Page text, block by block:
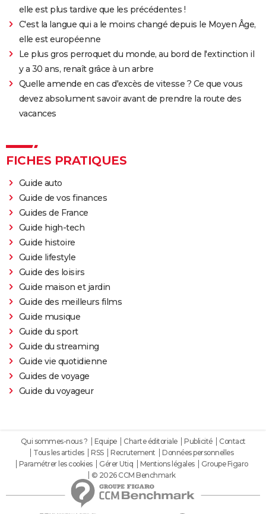
elle est plus tardive que les précédentes !
C'est la langue qui a le moins changé depuis le Moyen Âge,
elle est européenne
Le plus gros perroquet du monde, au bord de l'extinction il
y a 30 ans, renaît grâce à un arbre
Quelle amende en cas d'excès de vitesse ? Ce que vous
devez absolument savoir avant de prendre la route des
vacances
FICHES PRATIQUES
Guide auto
Guide de vos finances
Guides de France
Guide high-tech
Guide histoire
Guide lifestyle
Guide des loisirs
Guide maison et jardin
Guide des meilleurs films
Guide musique
Guide du sport
Guide du streaming
Guide vie quotidienne
Guides de voyage
Guide du voyageur
Qui sommes-nous ? Equipe Charte éditoriale Publicité
Contact
Tous les articles
RSS Recrutement
Données personnelles
Paramétrer les cookies
Gérer Utiq Mentions légales
Groupe Figaro
© 2026 CCM Benchmark